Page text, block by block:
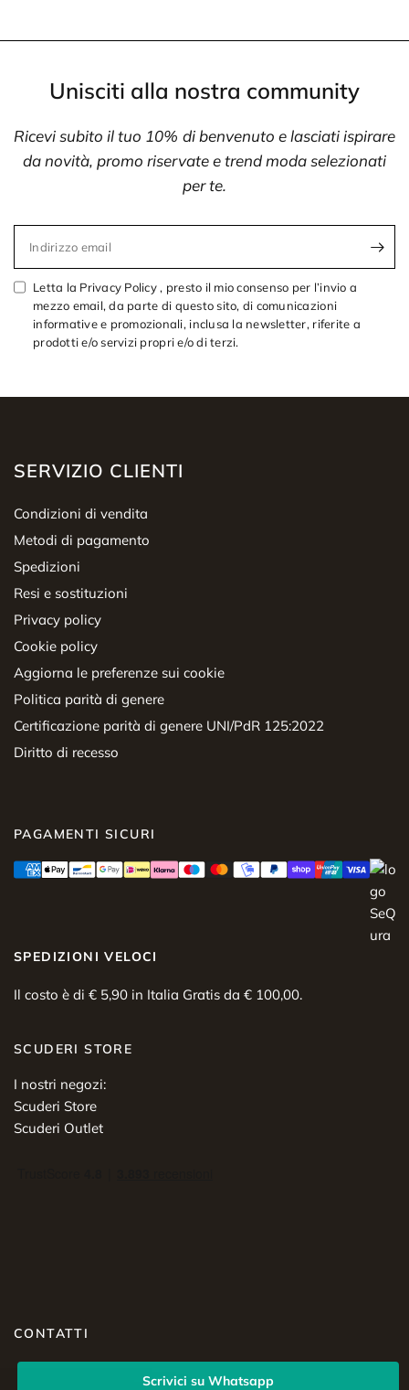
Unisciti alla nostra community
Ricevi subito il tuo 10% di benvenuto e lasciati ispirare
da novità, promo riservate e trend moda selezionati
per te.
Indirizzo email
Letta la Privacy Policy , presto il mio consenso per l’invio a
mezzo email, da parte di questo sito, di comunicazioni
informative e promozionali, inclusa la newsletter, riferite a
prodotti e/o servizi propri e/o di terzi.
SERVIZIO CLIENTI
Condizioni di vendita
Metodi di pagamento
Spedizioni
Resi e sostituzioni
Privacy policy
Cookie policy
Aggiorna le preferenze sui cookie
Politica parità di genere
Certificazione parità di genere UNI/PdR 125:2022
Diritto di recesso
PAGAMENTI SICURI
SPEDIZIONI VELOCI
Il costo è di € 5,90 in Italia Gratis da € 100,00.
SCUDERI STORE
I nostri negozi:
Scuderi Store
Scuderi Outlet
CONTATTI
Scrivici su Whatsapp